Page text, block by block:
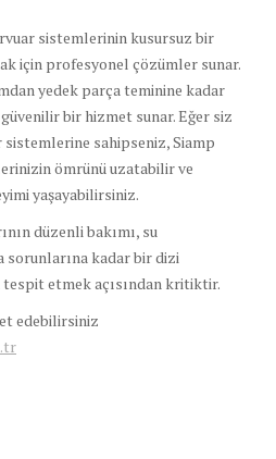
sistemlerinin kusursuz bir
için profesyonel çözümler sunar.
yedek parça teminine kadar
bir hizmet sunar. Eğer siz
sahipseniz, Siamp
ömrünü uzatabilir ve
yaşayabilirsiniz.
düzenli bakımı, su
sorunlarına kadar bir dizi
etmek açısından kritiktir.
edebilirsiniz